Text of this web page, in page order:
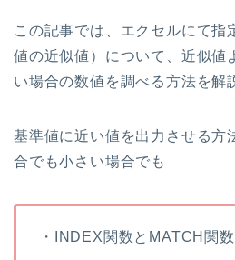
この記事では、エクセルにて指
値の近似値）について、近似値
い場合の数値を調べる方法を解
基準値に近い値を出力させる方
合でも小さい場合でも
・INDEX関数とMATCH関数